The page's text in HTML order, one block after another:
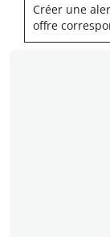
Créer une
offre